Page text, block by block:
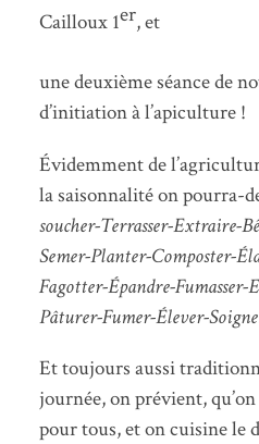
Cailloux 1er, et
une deuxième séance de
d’initiation à l’apiculture !
Évidemment de
la saisonnalité on pourra-
soucher-Terrasser-Extraire-
Semer-Planter-Composter-
Fagotter-Épandre-
Pâturer-Fumer-Élever-
Et toujours aussi
journée, on prévient,
pour tous, et on cuisine le